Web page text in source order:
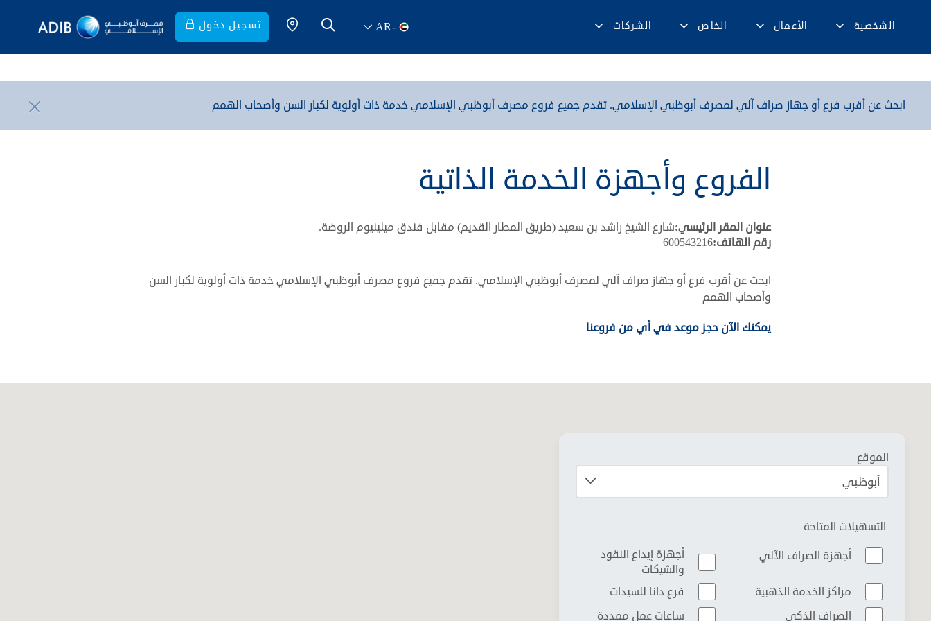
الشخصية الأعمال الخاص الشركات -
AR تسجيل دخول
ابحث عن أقرب فرع أو جهاز صراف آلي لمصرف أبوظبي الإسلامي. تقدم جميع فروع مصرف أبوظبي الإسلامي خدمة ذات أولوية لكبار السن وأصحاب الهمم
الفروع وأجهزة الخدمة الذاتية
عنوان المقر الرئيسي:شارع الشيخ راشد بن سعيد (طريق المطار القديم) مقابل فندق ميلينيوم الروضة.
رقم الهاتف:600543216
ابحث عن أقرب فرع أو جهاز صراف آلي لمصرف أبوظبي الإسلامي. تقدم جميع فروع مصرف أبوظبي الإسلامي خدمة ذات أولوية لكبار السن
وأصحاب الهمم
يمكنك الآن حجز موعد في أي من فروعنا
الموقع
التسهيلات المتاحة
أجهزة الصراف الآلي
أجهزة إيداع النقود
والشيكات
مراكز الخدمة الذهبية
فرع دانا للسيدات
الصراف الذكي
ساعات عمل ممددة